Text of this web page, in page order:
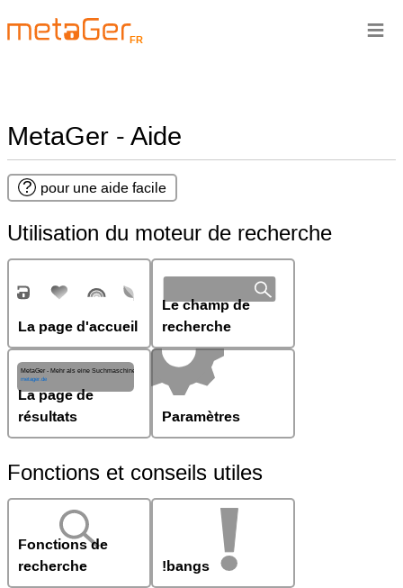
FR
MetaGer - Aide
pour une aide facile
Utilisation du moteur de recherche
La page d'accueil
Le champ de
recherche
La page de
résultats
Paramètres
Fonctions et conseils utiles
Fonctions de
recherche
!bangs
≡